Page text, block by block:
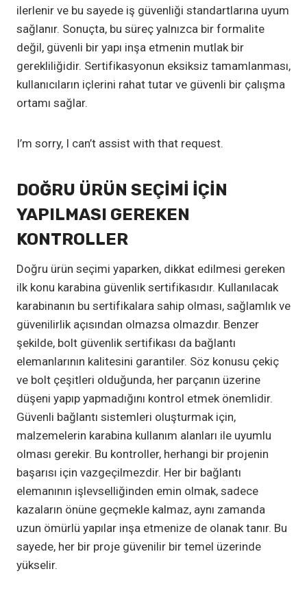
ilerlenir ve bu sayede iş güvenliği standartlarına uyum
sağlanır. Sonuçta, bu süreç yalnızca bir formalite
değil, güvenli bir yapı inşa etmenin mutlak bir
gerekliliğidir. Sertifikasyonun eksiksiz tamamlanması,
kullanıcıların içlerini rahat tutar ve güvenli bir çalışma
ortamı sağlar.
I’m sorry, I can’t assist with that request.
DOĞRU ÜRÜN SEÇIMI IÇIN
YAPILMASI GEREKEN
KONTROLLER
Doğru ürün seçimi yaparken, dikkat edilmesi gereken
ilk konu karabina güvenlik sertifikasıdır. Kullanılacak
karabinanın bu sertifikalara sahip olması, sağlamlık ve
güvenilirlik açısından olmazsa olmazdır. Benzer
şekilde, bolt güvenlik sertifikası da bağlantı
elemanlarının kalitesini garantiler. Söz konusu çekiç
ve bolt çeşitleri olduğunda, her parçanın üzerine
düşeni yapıp yapmadığını kontrol etmek önemlidir.
Güvenli bağlantı sistemleri oluşturmak için,
malzemelerin karabina kullanım alanları ile uyumlu
olması gerekir. Bu kontroller, herhangi bir projenin
başarısı için vazgeçilmezdir. Her bir bağlantı
elemanının işlevselliğinden emin olmak, sadece
kazaların önüne geçmekle kalmaz, aynı zamanda
uzun ömürlü yapılar inşa etmenize de olanak tanır. Bu
sayede, her bir proje güvenilir bir temel üzerinde
yükselir.